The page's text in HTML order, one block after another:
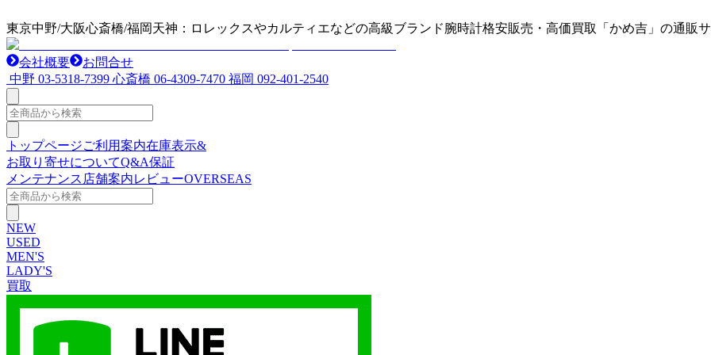
東京中野/大阪心斎橋/福岡天神：ロレックスやカルティエなどの高級ブランド腕時計格安販売・高価買取「かめ吉」の通販
会社概要
お問合せ
中野 03-5318-7399 心斎橋 06-4309-7470 福岡 092-401-2540
トップページご利用案内在庫表示&
お取り寄せについてQ&A保証
メンテナンス 店舗案内レビューOVERSEAS
NEW
USED
MEN'S
LADY'S
買取